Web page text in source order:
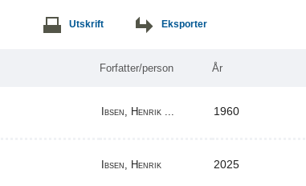
Utskrift Eksporter
Forfatter/person År
Ibsen, Henrik ... 1960
Ibsen, Henrik 2025